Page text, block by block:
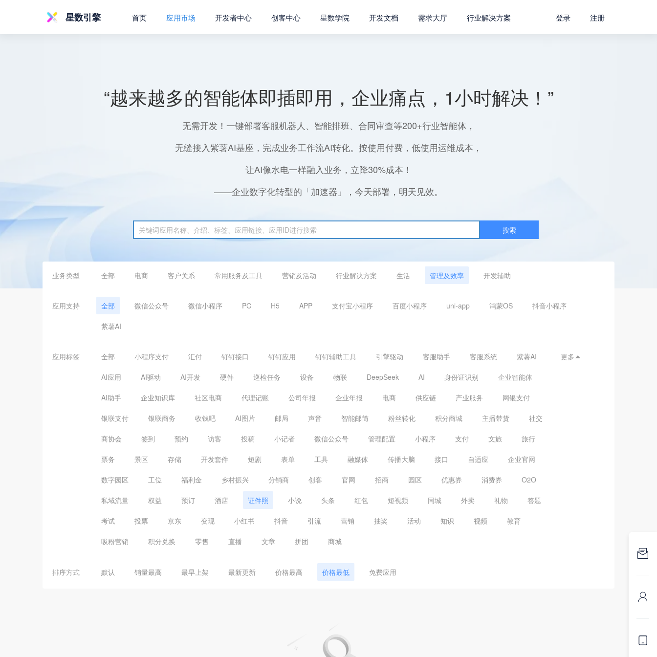
星数引擎 首页 应用市场 开发者中心 创客中心 星数学院 开发文档 需求大厅 行业解决方案 登录 注册
“越来越多的智能体即插即用，企业痛点，1小时解决！”
无需开发！一键部署客服机器人、智能排班、合同审查等200+行业智能体，
无缝接入紫薯AI基座，完成业务工作流AI转化。按使用付费，低使用运维成本，
让AI像水电一样融入业务，立降30%成本！
——企业数字化转型的「加速器」，今天部署，明天见效。
搜索
业务类型 全部 电商 客户关系 常用服务及工具 营销及活动 行业解决方案 生活 管理及效率 开发辅助
应用支持 全部 微信公众号 微信小程序 PC H5 APP 支付宝小程序 百度小程序 uni-app 鸿蒙OS 抖音小程序
紫薯AI
应用标签 全部 小程序支付 汇付 钉钉接口 钉钉应用 钉钉辅助工具 引擎驱动 客服助手 客服系统 紫薯AI
AI应用 AI驱动 AI开发 硬件 巡检任务 设备 物联 DeepSeek AI 身份证识别 企业智能体
AI助手 企业知识库 社区电商 代理记账 公司年报 企业年报 电商 供应链 产业服务 网银支付
银联支付 银联商务 收钱吧 AI图片 邮局 声音 智能邮筒 粉丝转化 积分商城 主播带货 社交
商协会 签到 预约 访客 投稿 小记者 微信公众号 管理配置 小程序 支付 文旅 旅行
票务 景区 存储 开发套件 短剧 表单 工具 融媒体 传播大脑 接口 自适应 企业官网
数字园区 工位 福利金 乡村振兴 分销商 创客 官网 招商 园区 优惠券 消费券 O2O
私域流量 权益 预订 酒店 证件照 小说 头条 红包 短视频 同城 外卖 礼物 答题
考试 投票 京东 变现 小红书 抖音 引流 营销 抽奖 活动 知识 视频 教育
吸粉营销 积分兑换 零售 直播 文章 拼团 商城
更多 
排序方式 默认 销量最高 最早上架 最新更新 价格最高 价格最低 免费应用


